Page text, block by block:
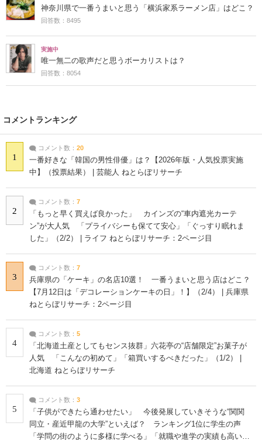
神奈川県で一番うまいと思う「横浜家系ラーメン店」はどこ？
回答数：8495
実施中
唯一無二の歌声だと思うボーカリストは？
回答数：8054
コメントランキング
1
コメント数： 20
一番好きな「韓国の男性俳優」は？【2026年版・人気投票実施
中】（投票結果） | 芸能人 ねとらぼリサーチ
2
コメント数： 7
「もっと早く買えば良かった」 カインズの“車内遮光カーテ
ン”が大人気 「プライバシーも保てて安心」「ぐっすり眠れま
した」（2/2） | ライフ ねとらぼリサーチ：2ページ目
3
コメント数： 7
兵庫県の「ケーキ」の名店10選！ 一番うまいと思う店はどこ？
【7月12日は「デコレーションケーキの日」！】（2/4） | 兵庫県
ねとらぼリサーチ：2ページ目
4
コメント数： 5
「北海道土産としてもセンス抜群」六花亭の“店舗限定”お菓子が
人気 「こんなの初めて」「箱買いするべきだった」（1/2） |
北海道 ねとらぼリサーチ
5
コメント数： 3
「子供ができたら通わせたい」 今後発展していきそうな“関関
同立・産近甲龍の大学”といえば？ ランキング1位に学生の声
「学問の街のように多様に学べる」「就職や進学の実績も高い」